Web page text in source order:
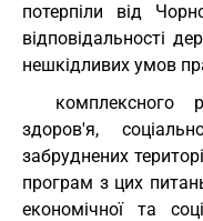
потерпіли від
відповідальності
нешкідливих умов
комплексного
здоров'я,
забруднених
програм з цих
економічної та